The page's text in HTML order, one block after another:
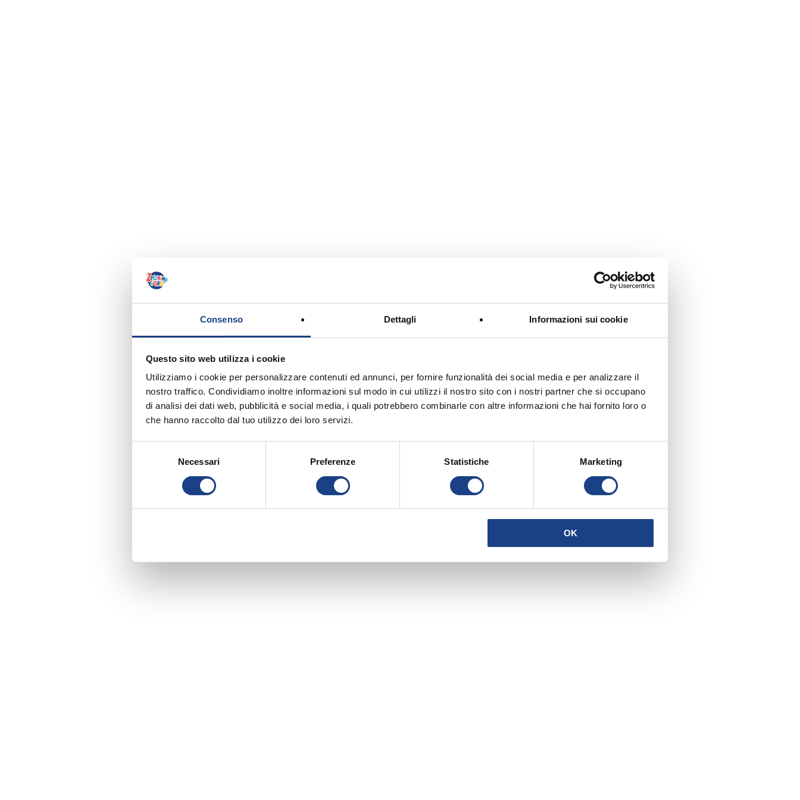
Consenso Dettagli Informazioni sui cookie
Questo sito web utilizza i cookie
Utilizziamo i cookie per personalizzare contenuti ed annunci, per fornire funzionalità dei social media e per analizzare il
nostro traffico. Condividiamo inoltre informazioni sul modo in cui utilizzi il nostro sito con i nostri partner che si occupano
di analisi dei dati web, pubblicità e social media, i quali potrebbero combinarle con altre informazioni che hai fornito loro o
che hanno raccolto dal tuo utilizzo dei loro servizi.
Necessari Preferenze Statistiche Marketing
OK